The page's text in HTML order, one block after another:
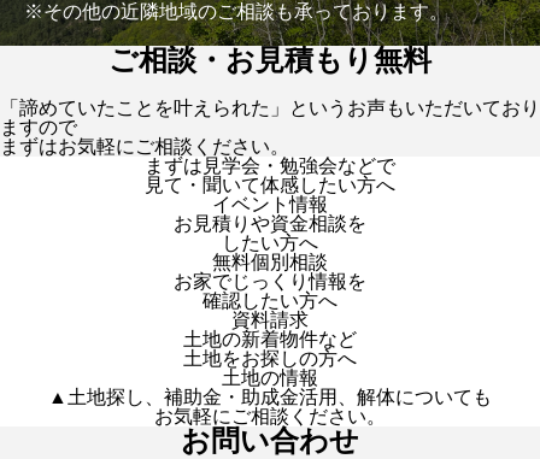
※その他の近隣地域のご相談も承っております。
ご相談・お見積もり無料
「諦めていたことを叶えられた」というお声もいただいており
ますので
まずはお気軽にご相談ください。
まずは見学会・勉強会などで
見て・聞いて体感したい方へ
イベント情報
お見積りや資金相談を
したい方へ
無料個別相談
お家でじっくり情報を
確認したい方へ
資料請求
土地の新着物件など
土地をお探しの方へ
土地の情報
▲土地探し、補助金・助成金活用、解体についても
お気軽にご相談ください。
お問い合わせ